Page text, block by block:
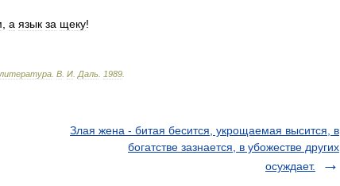
а язык за щеку!
литература В И Даль 1989
Злая жена - битая бесится, укрощаемая высится, в
богатстве зазнается, в убожестве других
осуждает.